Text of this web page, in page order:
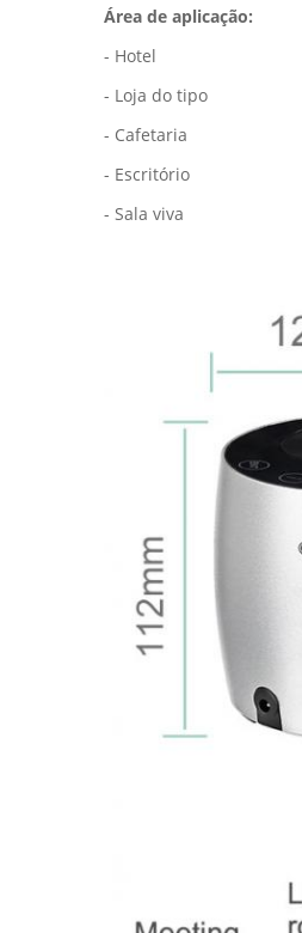
Área de aplicação:
- Hotel
- Loja do tipo
- Cafetaria
- Escritório
- Sala viva